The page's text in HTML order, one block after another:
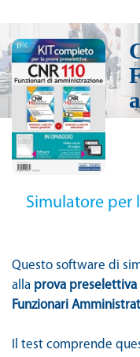
Simulatore per
Questo software di
alla prova preselettiva
Funzionari
Il test comprende